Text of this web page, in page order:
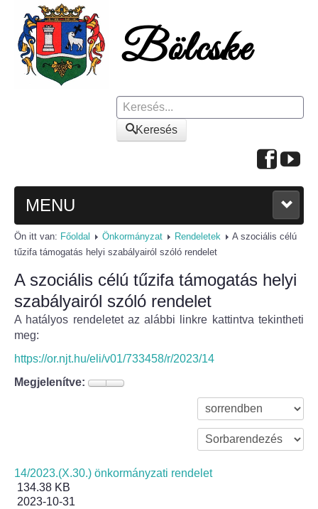
Keresés
Keresés
MENU
FŐOLDAL
A KÖZSÉGRŐL
Polgármesteri köszöntő
Bölcske történelme
Turizmus
Ön itt van: Főoldal Önkormányzat Rendeletek
A szociális célú
tűzifa támogatás helyi szabályairól szóló rendelet
A szociális célú tűzifa támogatás helyi
szabályairól szóló rendelet
A hatályos rendeletet az alábbi linkre kattintva tekintheti
meg:
https://or.njt.hu/eli/v01/733458/r/2023/14
Megjelenítve:
14/2023.(X.30.) önkormányzati rendelet
134.38 KB
2023-10-31